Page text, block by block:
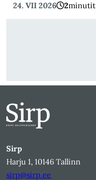
24. VII 2026
2minutit
Sirp
Harju 1, 10146 Tallinn
sirp@sirp.ee